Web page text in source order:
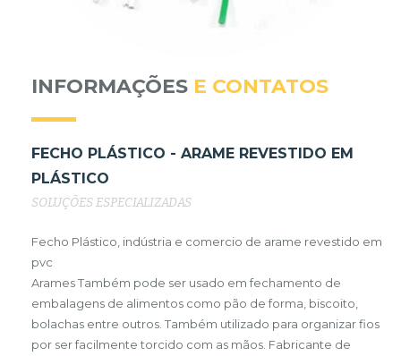
INFORMAÇÕES E CONTATOS
FECHO PLÁSTICO - ARAME REVESTIDO EM
PLÁSTICO
SOLUÇÕES ESPECIALIZADAS
Fecho Plástico, indústria e comercio de arame revestido em
pvc
Arames Também pode ser usado em fechamento de
embalagens de alimentos como pão de forma, biscoito,
bolachas entre outros. Também utilizado para organizar fios
por ser facilmente torcido com as mãos. Fabricante de